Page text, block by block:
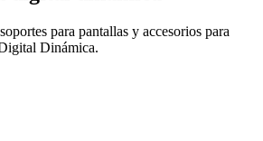
para pantallas y accesorios para
Dinámica.